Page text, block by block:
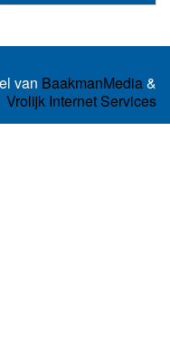
van BaakmanMedia&
Vrolijk Internet Services